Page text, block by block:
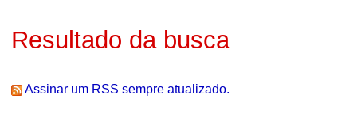
Resultado da busca
Assinar um RSS sempre atualizado.